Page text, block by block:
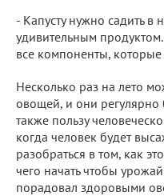
- Капусту нужно садить в
удивительным
все компоненты,
Несколько раз на лето
овощей, и они регулярно
также пользу
когда человек будет
разобраться в том, как
чего начать чтобы
порадовал здоровыми